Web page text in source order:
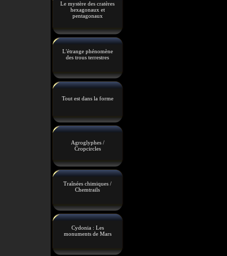
Le mystère des cratères
hexagonaux et
pentagonaux
L'étrange phénomène
des trous terrestres
Tout est dans la forme
Agroglyphes /
Cropcircles
Traînées chimiques /
Chemtrails
Cydonia : Les
monuments de Mars